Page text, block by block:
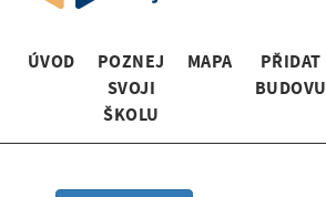
ÚVOD
POZNEJ
SVOJI
ŠKOLU
MAPA
PŘIDAT
BUDOVU